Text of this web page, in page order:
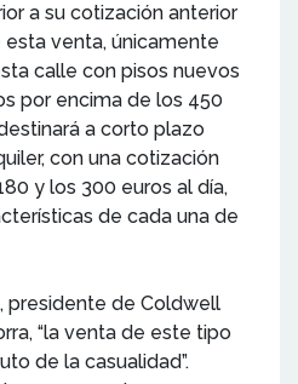
a su cotización anterior
esta venta, únicamente
calle con pisos nuevos
por encima de los 450
a corto plazo
con una cotización
y los 300 euros al día,
de cada una de
presidente de Coldwell
“la venta de este tipo
de la casualidad”.